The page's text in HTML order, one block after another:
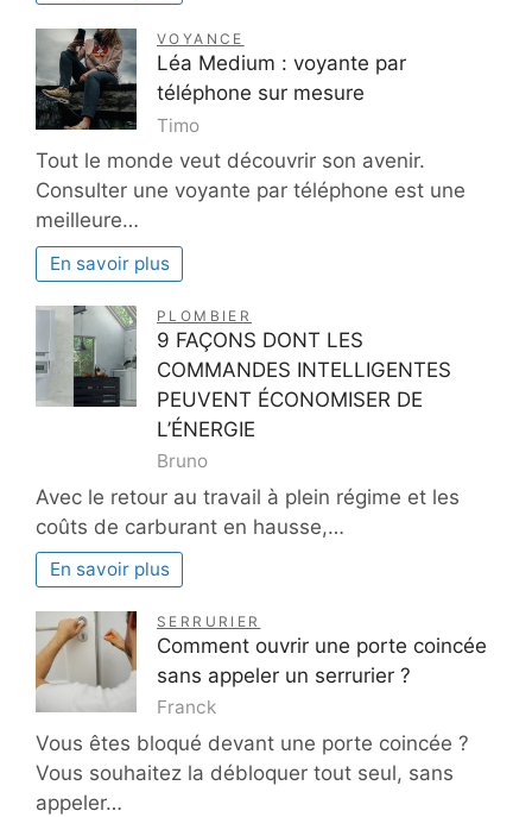
VOYANCE
Léa Medium : voyante par
téléphone sur mesure
Timo
Tout le monde veut découvrir son avenir.
Consulter une voyante par téléphone est une
meilleure…
En savoir plus
PLOMBIER
9 FAÇONS DONT LES
COMMANDES INTELLIGENTES
PEUVENT ÉCONOMISER DE
L’ÉNERGIE
Bruno
Avec le retour au travail à plein régime et les
coûts de carburant en hausse,…
En savoir plus
SERRURIER
Comment ouvrir une porte coincée
sans appeler un serrurier ?
Franck
Vous êtes bloqué devant une porte coincée ?
Vous souhaitez la débloquer tout seul, sans
appeler…